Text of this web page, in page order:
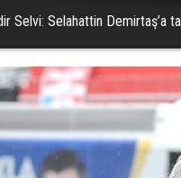
Selvi: Selahattin Demirtaş’a